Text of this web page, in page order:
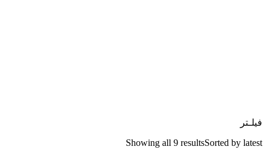
فیلـتر
Showing all 9 resultsSorted by latest